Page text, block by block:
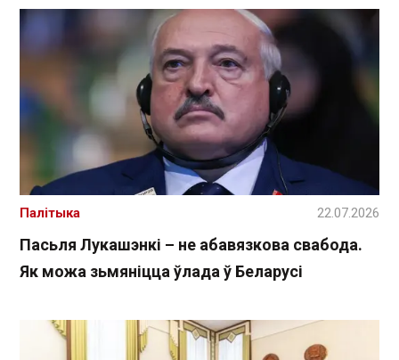
Пасьля Лукашэнкі – не абавязкова свабода.
Як можа зьмяніцца ўлада ў Беларусі
Палітыка 22.07.2026